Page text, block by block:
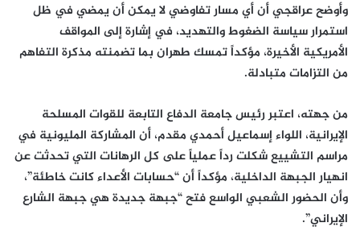
وأوضح عراقجي أن أي مسار تفاوضي لا يمكن أن يمضي في ظل
استمرار سياسة الضغوط والتهديد، في إشارة إلى المواقف
الأمريكية الأخيرة، مؤكداً تمسك طهران بما تضمنته مذكرة التفاهم
من التزامات متبادلة.
من جهته، اعتبر رئيس جامعة الدفاع التابعة للقوات المسلحة
الإيرانية، اللواء إسماعيل أحمدي مقدم، أن المشاركة المليونية في
مراسم التشييع شكلت رداً عملياً على كل الرهانات التي تحدثت عن
انهيار الجبهة الداخلية، مؤكداً أن “حسابات الأعداء كانت خاطئة”،
وأن الحضور الشعبي الواسع فتح “جبهة جديدة هي جبهة الشارع
الإيراني”.